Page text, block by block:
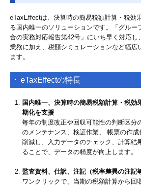
eTaxEffectは、決算時の簡易税額計算・税効
る国内唯一のソリューションです。「グルー
合の実務対応報告第42号」にいち早く対応し
業務に加え、税額シミュレーションなど幅広
ます。
eTaxEffectの特長
国内唯一、決算時の簡易税額計算・税効
期化を支援
毎年の制度改正や回収可能性の判断区分
のメンテナンス、検証作業、 帳票の作
削減し、入力データのチェック、計算結
ることで、データの精度が向上します。
監査資料、仕訳、注記（税率差異の注記
ワンクリックで、当期の税額計算から回